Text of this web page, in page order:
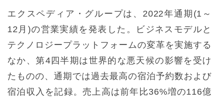
エクスペディア・グループは、2022年通期(1～
12月)の営業実績を発表した。ビジネスモデルと
テクノロジープラットフォームの変革を実施する
なか、第4四半期は世界的な悪天候の影響を受け
たものの、通期では過去最高の宿泊予約数および
宿泊収入を記録。売上高は前年比36%増の116億